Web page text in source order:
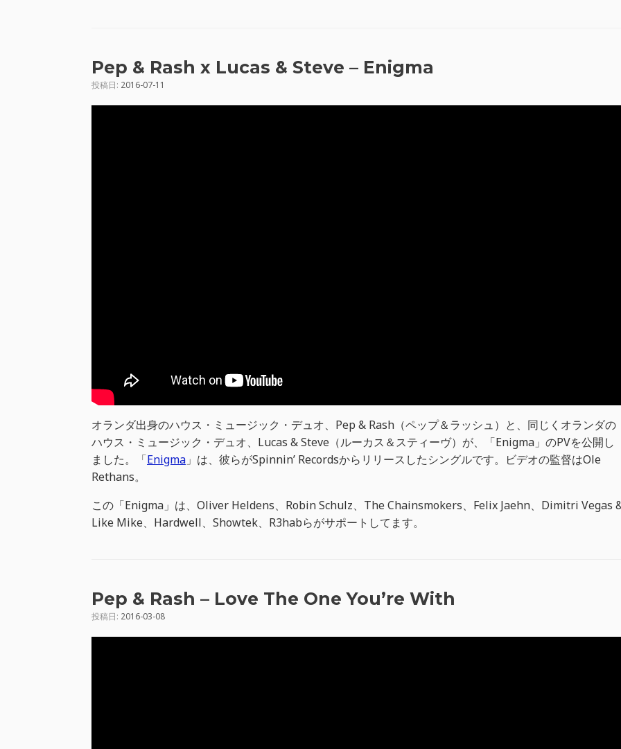
Pep & Rash x Lucas & Steve – Enigma
投稿日: 2016-07-11
オランダ出身のハウス・ミュージック・デュオ、Pep & Rash（ペップ＆ラッシュ）と、同じくオランダの
ハウス・ミュージック・デュオ、Lucas & Steve（ルーカス＆スティーヴ）が、「Enigma」のPVを公開し
ました。「Enigma 」は、彼らがSpinnin’ Recordsからリリースしたシングルです。ビデオの監督はOle
Rethans。
この「Enigma」は、Oliver Heldens、Robin Schulz、The Chainsmokers、Felix Jaehn、Dimitri Vegas
Like Mike、Hardwell、Showtek、R3habらがサポートしてます。
Pep & Rash – Love The One You’re With
投稿日: 2016-03-08